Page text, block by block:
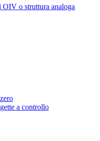
OIV o struttura analoga
a controllo